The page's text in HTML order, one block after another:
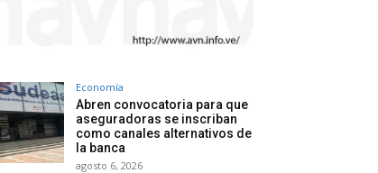
Economía
Abren convocatoria para que
aseguradoras se inscriban
como canales alternativos de
la banca
agosto 6, 2026